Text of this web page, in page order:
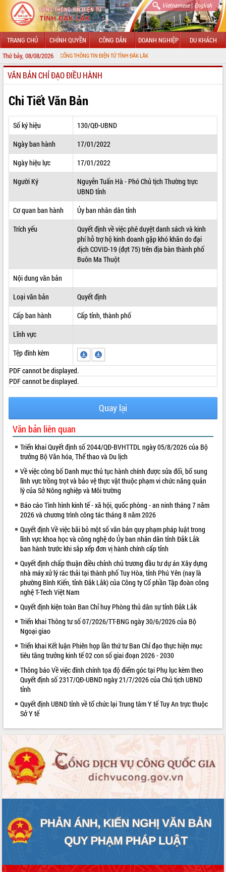
Vietnamese| English
TRANG CHỦ CHÍNH QUYỀN CÔNG DÂN DOANH NGHIỆP DU KHÁCH
Thứ bảy, 08/08/2026
MỪNG ĐẾN VỚI CỔNG THÔNG TIN ĐIỆN TỬ TỈNH ĐẮK LẮK
GIỚI THIỆU
LÃNH ĐẠO UBND TỈNH
TIN TỨC SỰ KIỆN
SỞ, BAN, NGÀNH
THÔNG TIN CHỈ ĐẠO ĐIỀU HÀNH
VĂN BẢN HĐND TỈNH
VIDEO
Loading the player...
Khám bệnh, cấp phát thuốc miễn phí
và tặng quà người dân xã Cư Pui
Hội nghị UBND tỉnh Đắk Lắk thường kỳ
tháng 7/2026
Lễ truy tặng danh hiệu “Bà Mẹ Việt
Nam Anh hùng” và trao Huân chương
Lao động
UBND tỉnh Đắk Lắk triển khai nhiệm
vụ 6 tháng cuối năm 2026
Kỳ họp thứ Hai, Hội đồng nhân dân
tỉnh khóa XI quyết nghị nhiều nội dung
quan trọng
Bí thư Tỉnh ủy Lương Nguyễn Minh
Triết thăm, tặng quà người có công với
cách mạng
Rà soát, hoàn thiện hệ thống thiết chế
văn hóa, thể thao đáp ứng yêu cầu
phát triển mới
Thường trực HĐND tỉnh Đắk Lắk gặp
mặt Đoàn chuyên gia y tế TP. Hồ Chí
Lễ truy điệu và an táng hài cốt liệt sĩ
tại Nghĩa trang Liệt sĩ xã Sơn Hòa
Bàn giải pháp tháo gỡ khó khăn trong
xuất khẩu sầu riêng và triển khai quy
định EUDR
Thứ trưởng Bộ Nông nghiệp và Môi
trường Nguyễn Hoàng Hiệp khảo sát
sầu riêng tại Đắk Lắk
Trình diễn nghệ thuật chế biến các
món ăn từ sầu riêng
tiến đầu tư tỉnh
ALBUM ẢNH
LIÊN KẾT WEB
VĂN BẢN CHỈ ĐẠO ĐIỀU HÀNH
Chi Tiết Văn Bản
Số ký hiệu
130/QĐ-UBND
Ngày ban hành
17/01/2022
Ngày hiệu lực
17/01/2022
Người Ký
Nguyễn Tuấn Hà - Phó Chủ tịch Thường trực
UBND tỉnh
Cơ quan ban hành
Ủy ban nhân dân tỉnh
Trích yếu
Quyết định về việc phê duyệt danh sách và kinh
phí hỗ trợ hộ kinh doanh gặp khó khăn do đại
dịch COVID-19 (đợt 75) trên địa bàn thành phố
Buôn Ma Thuột
Nội dung văn bản
Loại văn bản
Quyết định
Cấp ban hành
Cấp tỉnh, thành phố
Lĩnh vực
Tệp đính kèm
PDF cannot be displayed.
PDF cannot be displayed.
Quay lại
Văn bản liên quan
Triển khai Quyết định số 2044/QĐ-BVHTTDL ngày 05/8/2026 của Bộ
trưởng Bộ Văn hóa, Thể thao và Du lịch
Về việc công bố Danh mục thủ tục hành chính được sửa đổi, bổ sung
lĩnh vực trồng trọt và bảo vệ thực vật thuộc phạm vi chức năng quản
lý của Sở Nông nghiệp và Môi trường
Báo cáo Tình hình kinh tế - xã hội, quốc phòng - an ninh tháng 7 năm
2026 và chương trình công tác tháng 8 năm 2026
Quyết định Về việc bãi bỏ một số văn bản quy phạm pháp luật trong
lĩnh vực khoa học và công nghệ do Ủy ban nhân dân tỉnh Đắk Lắk
ban hành trước khi sắp xếp đơn vị hành chính cấp tỉnh
Quyết định chấp thuận điều chỉnh chủ trương đầu tư dự án Xây dựng
nhà máy xử lý rác thải tại thành phố Tuy Hòa, tỉnh Phú Yên (nay là
phường Bình Kiến, tỉnh Đắk Lắk) của Công ty Cổ phần Tập đoàn công
nghệ T-Tech Việt Nam
Quyết định kiện toàn Ban Chỉ huy Phòng thủ dân sự tỉnh Đắk Lắk
Triển khai Thông tư số 07/2026/TT-BNG ngày 30/6/2026 của Bộ
Ngoại giao
Triển khai Kết luận Phiên họp lần thứ tư Ban Chỉ đạo thực hiện mục
tiêu tăng trưởng kinh tế 02 con số giai đoạn 2026 - 2030
Thông báo Về việc đính chính tọa độ điểm góc tại Phụ lục kèm theo
Quyết định số 2317/QĐ-UBND ngày 21/7/2026 của Chủ tịch UBND
tỉnh
Quyết định UBND tỉnh về tổ chức lại Trung tâm Y tế Tuy An trực thuộc
Sở Y tế